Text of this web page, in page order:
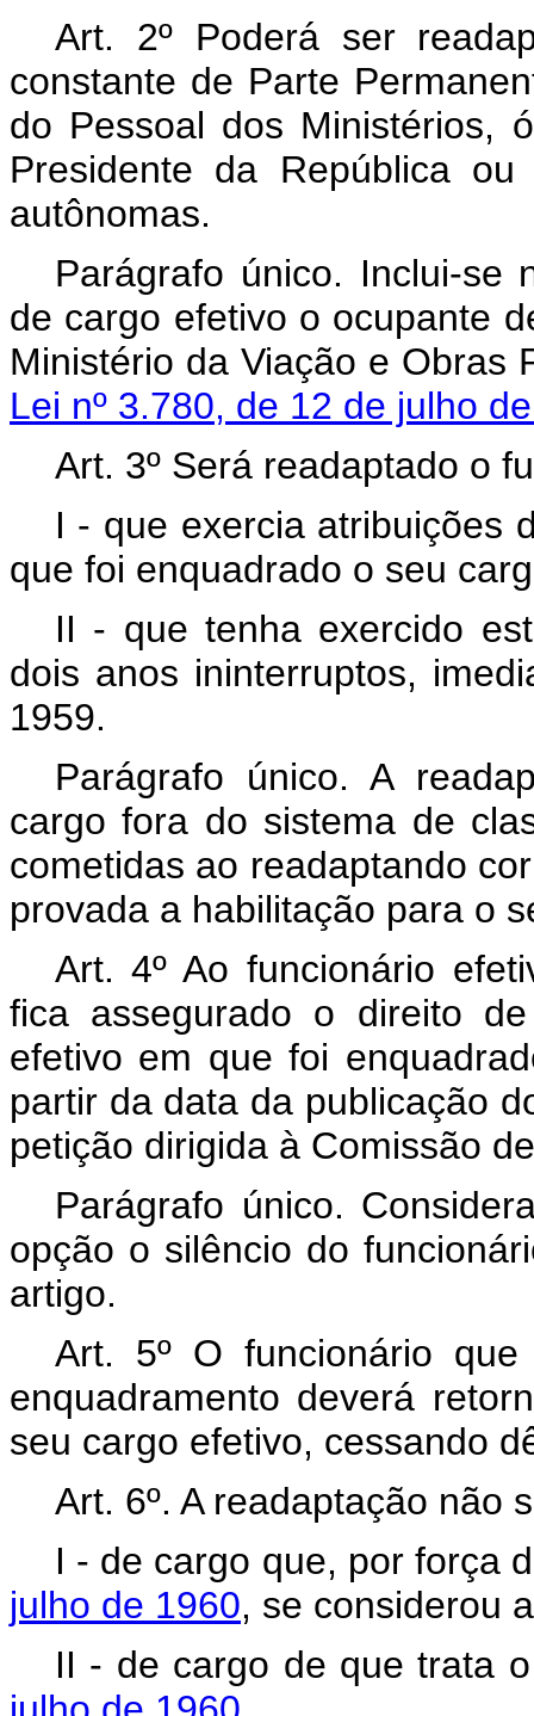
Art. 2º Poderá ser
constante de Parte
do Pessoal dos Ministérios,
Presidente da República ou
autônomas.
Parágrafo único. Inclui-se
de cargo efetivo o ocupante
Ministério da Viação e Obras
Lei nº 3.780, de 12 de julho
Art. 3º Será readaptado o
I - que exercia atribuições
que foi enquadrado o seu
II - que tenha exercido
dois anos ininterruptos,
1959.
Parágrafo único. A
cargo fora do sistema de
cometidas ao readaptando
provada a habilitação para o
Art. 4º Ao funcionário
fica assegurado o direito
efetivo em que foi
partir da data da publicação
petição dirigida à Comissão
Parágrafo único.
opção o silêncio do
artigo.
Art. 5º O funcionário
enquadramento deverá
seu cargo efetivo, cessando
Art. 6º. A readaptação não
I - de cargo que, por força
julho de 1960, se considerou
II - de cargo de que trata